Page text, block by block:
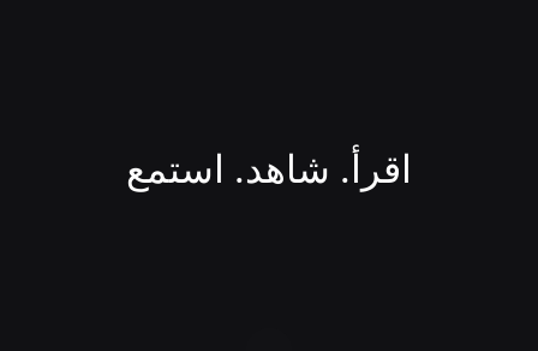
اقرأ. شاهد. استمع